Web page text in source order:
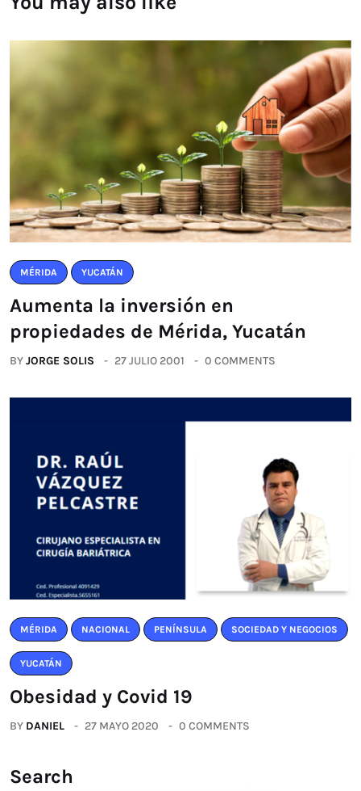
MÉRIDA YUCATÁN
Aumenta la inversión en
propiedades de Mérida, Yucatán
BYJORGE SOLIS 27 JULIO 2001 0 COMMENTS
MÉRIDA NACIONAL PENÍNSULA SOCIEDAD Y NEGOCIOS
YUCATÁN
Obesidad y Covid 19
BY DANIEL 27 MAYO 2020 0 COMMENTS
Search